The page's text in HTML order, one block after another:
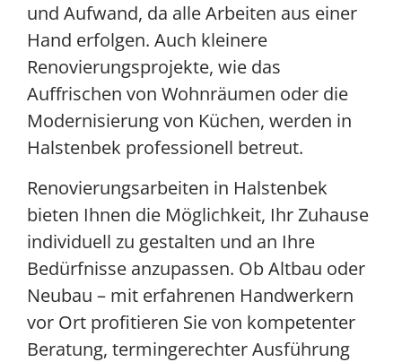
und Aufwand, da alle Arbeiten aus einer
Hand erfolgen. Auch kleinere
Renovierungsprojekte, wie das
Auffrischen von Wohnräumen oder die
Modernisierung von Küchen, werden in
Halstenbek professionell betreut.
Renovierungsarbeiten in Halstenbek
bieten Ihnen die Möglichkeit, Ihr Zuhause
individuell zu gestalten und an Ihre
Bedürfnisse anzupassen. Ob Altbau oder
Neubau – mit erfahrenen Handwerkern
vor Ort profitieren Sie von kompetenter
Beratung, termingerechter Ausführung